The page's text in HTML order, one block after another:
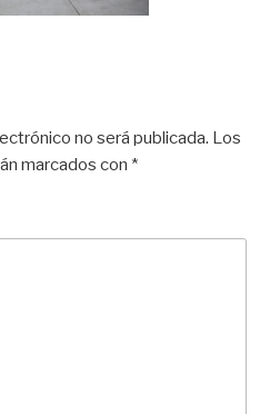
no será publicada. Los
marcados con *